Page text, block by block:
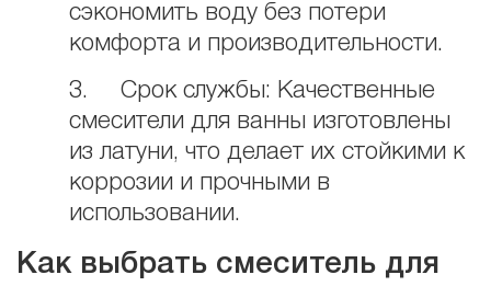
сэкономить воду без потери
комфорта и производительности.
3. Срок службы: Качественные
смесители для ванны изготовлены
из латуни, что делает их стойкими к
коррозии и прочными в
использовании.
Как выбрать смеситель для